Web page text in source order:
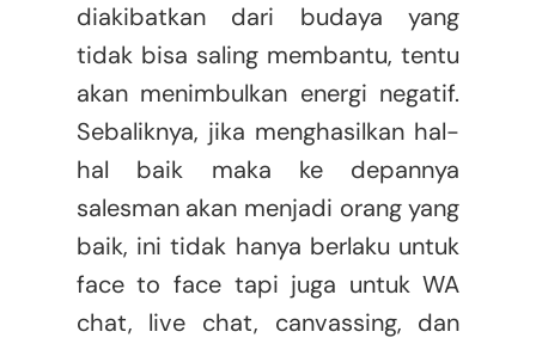
diakibatkan dari budaya yang
tidak bisa saling membantu, tentu
akan menimbulkan energi negatif.
Sebaliknya, jika menghasilkan hal-
hal baik maka ke depannya
salesman akan menjadi orang yang
baik, ini tidak hanya berlaku untuk
face to face tapi juga untuk WA
chat, live chat, canvassing, dan